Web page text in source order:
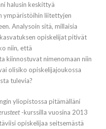
halusin keskittyä
ympäristöihin liitettyjen
Analysoin sitä, millaisia
opiskelijat pitivät
niin, että
kiinnostuvat nimenomaan niin
olisiko opiskelijajoukossa
tulevia?
yliopistossa pitämälläni
-kurssilla vuosina 2013
opiskelijaa seitsemästä